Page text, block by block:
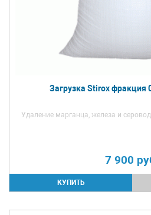
Загрузка Stirox фракция
Удаление марганца, железа и
7 900